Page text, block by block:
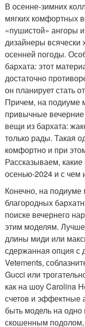
В осенне-зимних
мягких комфортных
«пушистой» ангоры
дизайнеры всячески
осенней погоды.
бархата: этот
достаточно
он планирует стать
Причем, на подиуме
привычные
вещи из бархата:
только рады. Такая
комфортно и при
Рассказываем,
осенью-2024 и с чем
Конечно, на
благородных
поиске вечернего
этим моделям.
длины миди или
сдержанная опция с
Vetements,
Gucci или
как на шоу Carolina
счетов и эффектные
быть модель на одно
скошенным подолом,